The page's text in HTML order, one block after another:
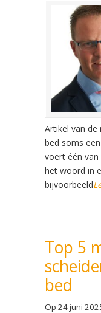
Artikel van de
bed soms
voert één van
het woord in
bijvoorbeeld
Top 5
bed
Op 24 juni